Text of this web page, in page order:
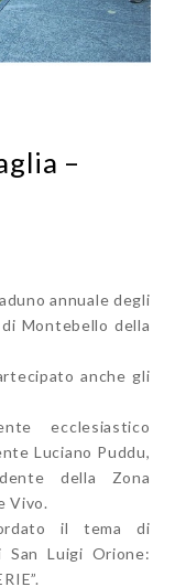
–
annuale degli
Montebello della
anche gli
ecclesiastico
Luciano Puddu,
della Zona
Vivo.
il tema di
Luigi Orione: